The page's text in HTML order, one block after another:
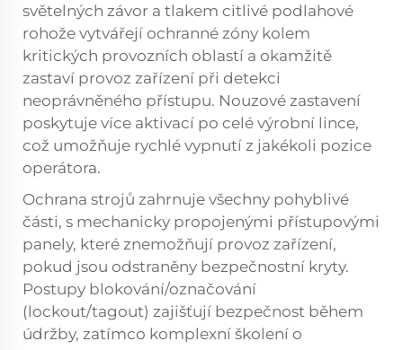
světelných závor a tlakem citlivé podlahové
rohože vytvářejí ochranné zóny kolem
kritických provozních oblastí a okamžitě
zastaví provoz zařízení při detekci
neoprávněného přístupu. Nouzové zastavení
poskytuje více aktivací po celé výrobní lince,
což umožňuje rychlé vypnutí z jakékoli pozice
operátora.
Ochrana strojů zahrnuje všechny pohyblivé
části, s mechanicky propojenými přístupovými
panely, které znemožňují provoz zařízení,
pokud jsou odstraněny bezpečnostní kryty.
Postupy blokování/označování
(lockout/tagout) zajišťují bezpečnost během
údržby, zatímco komplexní školení o